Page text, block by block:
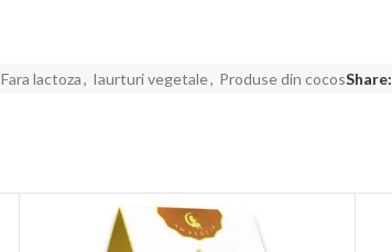
Fara lactoza, Iaurturi vegetale, Produse din cocosShare: